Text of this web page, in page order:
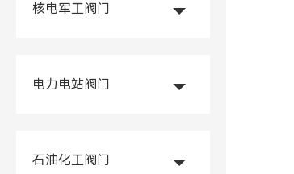
核电军工阀门
电力电站阀门
石油化工阀门